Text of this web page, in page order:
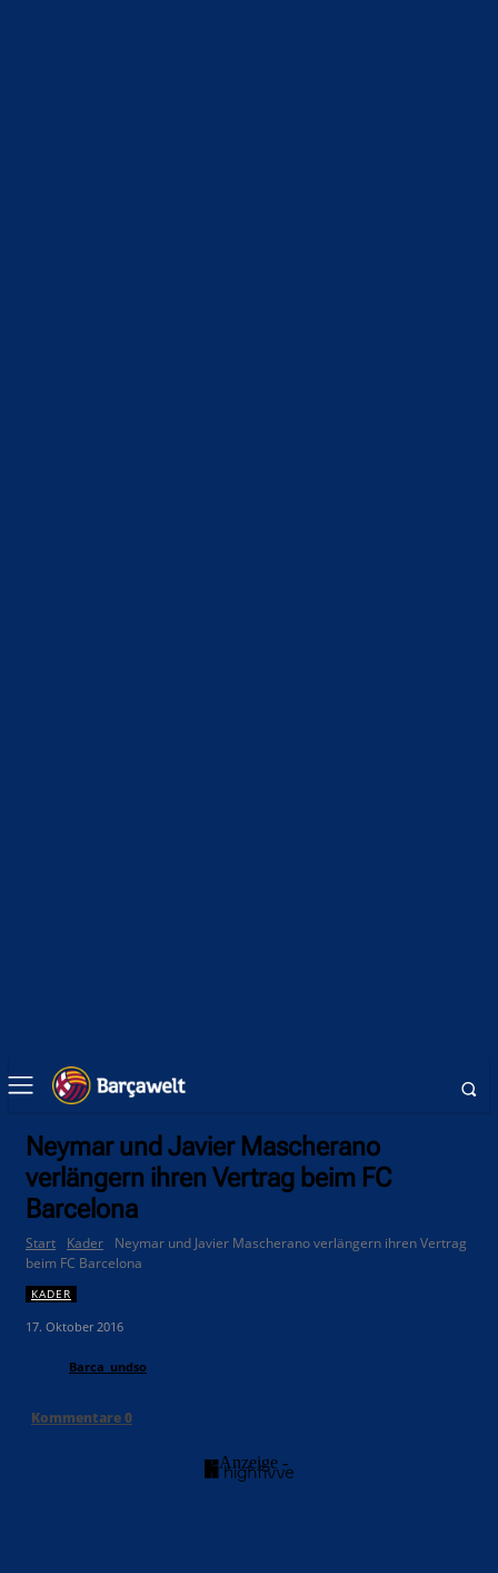
Neymar und Javier Mascherano
verlängern ihren Vertrag beim FC
Barcelona
Start Kader
Neymar und Javier Mascherano verlängern ihren Vertrag
beim FC Barcelona
KADER
17. Oktober 2016
Barca_undso
Kommentare0
- Anzeige -